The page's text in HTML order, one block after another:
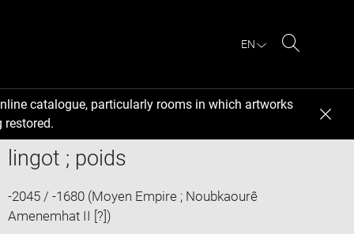
EN
catalogue, particularly rooms in which artworks
restored.
lingot ; poids
-2045 / -1680 (Moyen Empire ; Noubkaourê
Amenemhat II [?])